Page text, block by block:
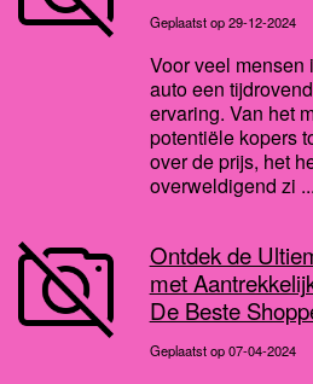
Geplaatst op 29-12-2024
Voor veel mensen
auto een
ervaring. Van het
potentiële kopers
over de prijs, het
overweldigend zi ...
Ontdek de
met
De Beste
Geplaatst op 07-04-2024